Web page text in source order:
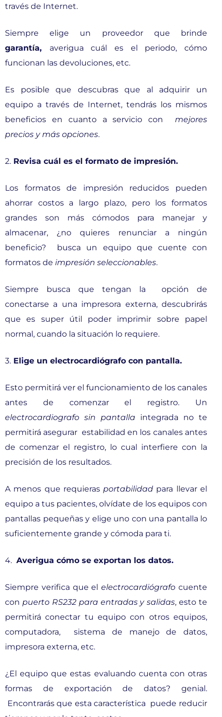
través de Internet.
Siempre elige un proveedor que brinde
garantía, averigua cuál es el periodo, cómo
funcionan las devoluciones, etc.
Es posible que descubras que al adquirir un
equipo a través de Internet, tendrás los mismos
beneficios en cuanto a servicio con
mejores
precios y más opciones.
2. Revisa cuál es el formato de impresión.
Los formatos de impresión reducidos pueden
ahorrar costos a largo plazo, pero los formatos
grandes son más cómodos para manejar y
almacenar, ¿no quieres renunciar a ningún
beneficio? busca un equipo que cuente con
formatos de impresión seleccionables.
Siempre busca que tengan la opción de
conectarse a una impresora externa, descubrirás
que es super útil poder imprimir sobre papel
normal, cuando la situación lo requiere.
3. Elige un electrocardiógrafo con pantalla.
Esto permitirá ver el funcionamiento de los canales
antes de comenzar el registro. Un
electrocardiografo sin pantalla integrada no te
permitirá asegurar estabilidad en los canales antes
de comenzar el registro, lo cual interfiere con la
precisión de los resultados.
A menos que requierasportabilidad para llevar el
equipo a tus pacientes, olvídate de los equipos con
pantallas pequeñas y elige uno con una pantalla lo
suficientemente grande y cómoda para ti.
4. Averigua cómo se exportan los datos.
Siempre verifica que elelectrocardiógrafo cuente
con puerto RS232 para entradas y salidas, esto te
permitirá conectar tu equipo con otros equipos,
computadora, sistema de manejo de datos,
impresora externa, etc.
¿El equipo que estas evaluando cuenta con otras
formas de exportación de datos? genial.
Encontrarás que esta característica puede reducir